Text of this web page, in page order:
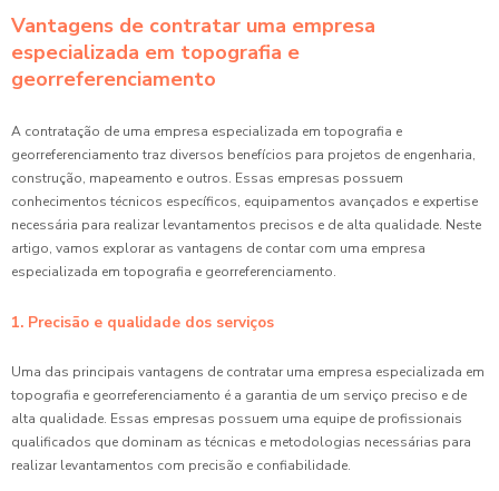
Vantagens de contratar uma empresa
especializada em topografia e
georreferenciamento
A contratação de uma empresa especializada em topografia e
georreferenciamento traz diversos benefícios para projetos de engenharia,
construção, mapeamento e outros. Essas empresas possuem
conhecimentos técnicos específicos, equipamentos avançados e expertise
necessária para realizar levantamentos precisos e de alta qualidade. Neste
artigo, vamos explorar as vantagens de contar com uma empresa
especializada em topografia e georreferenciamento.
1. Precisão e qualidade dos serviços
Uma das principais vantagens de contratar uma empresa especializada em
topografia e georreferenciamento é a garantia de um serviço preciso e de
alta qualidade. Essas empresas possuem uma equipe de profissionais
qualificados que dominam as técnicas e metodologias necessárias para
realizar levantamentos com precisão e confiabilidade.